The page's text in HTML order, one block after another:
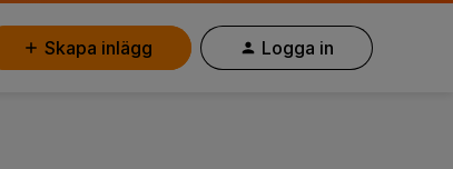
Skapa inlägg Logga in